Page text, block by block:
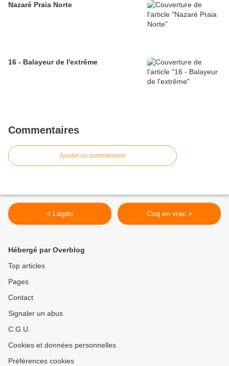
Nazaré Praia Norte
16 - Balayeur de l'extrême
Commentaires
Ajouter un commentaire
< Lagdo Coq en vrac >
Hébergé par Overblog
Top articles
Pages
Contact
Signaler un abus
C.G.U.
Cookies et données personnelles
Préférences cookies